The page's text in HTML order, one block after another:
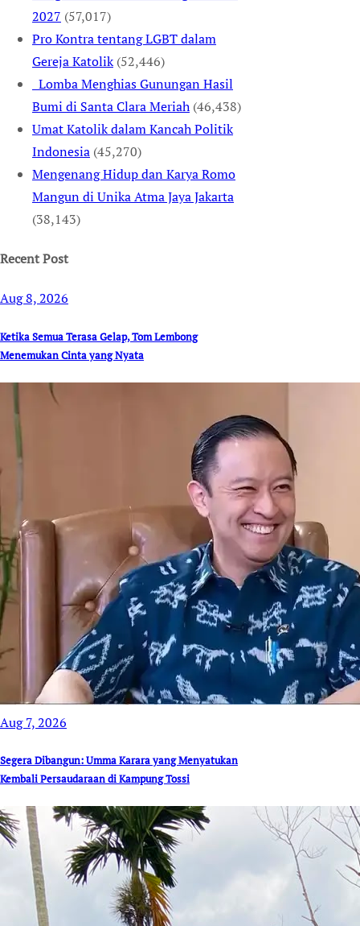
2027 (57,017)
Pro Kontra tentang LGBT dalam
Gereja Katolik (52,446)
Lomba Menghias Gunungan Hasil
Bumi di Santa Clara Meriah (46,438)
Umat Katolik dalam Kancah Politik
Indonesia (45,270)
Mengenang Hidup dan Karya Romo
Mangun di Unika Atma Jaya Jakarta
(38,143)
Recent Post
Aug 8, 2026
Ketika Semua Terasa Gelap, Tom Lembong
Menemukan Cinta yang Nyata
Aug 7, 2026
Segera Dibangun: Umma Karara yang Menyatukan
Kembali Persaudaraan di Kampung Tossi